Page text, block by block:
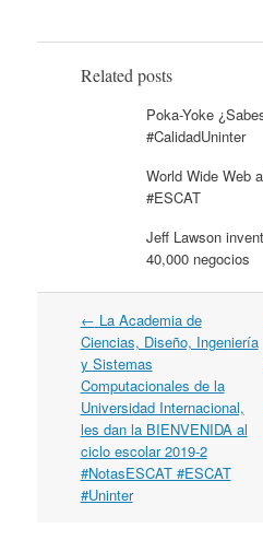
Related posts
Poka-Yoke
#CalidadUninter
World Wide Web
#ESCAT
Jeff Lawson
40,000 negocios
Post navigation
← La Academia de
Ciencias, Diseño, Ingeniería
y Sistemas
Computacionales de la
Universidad Internacional,
les dan la BIENVENIDA al
ciclo escolar 2019-2
#NotasESCAT #ESCAT
#Uninter